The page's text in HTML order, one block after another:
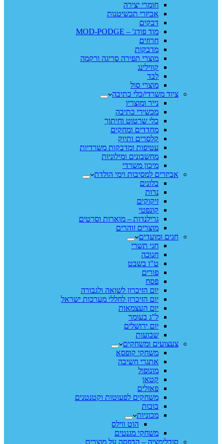
חומרי יצירה
אביזרי תכשיטנות
דבקים
מוד פודג' – MOD-PODGE
חרוזים
מדבקות
מוצרי תפירה סריגה ורקמה
קווילינג
לבד
מוצרי סול
ציוד משרדי/כלי כתיבה
נייר ומוצריו
מכשירי כתיבה
כלי שרטוט וחיתוך
מחדדים ומחקים
קלסרים ותיוק
עטיפות ומדבקות משרדיות
מחשבונים ומילוניות
מיכון משרדי
אביזרים למסיבות וימי הולדת
בלונים
נרות
זיקוקים
קונפטי
גרילנדות – מוארות וסרטים
מוצרים זוהרים
חגים ומועדים
חגי תשרי
חנוכה
ט"ו בשבט
פורים
פסח
יום הזיכרון לשואה ולגבורה
יום הזיכרון לחללי מערכות ישראל
יום העצמאות
ל"ג בעומר
יום ירושלים
שבועות
צעצועים ומשחקים
משחקי קופסא
אתגרי חשיבה
מונופול
קטאן
פאזלים
משחקים לפעוטות וקטנטנים
בובות
מכוניות
הוט ווילס
משחקי מגנטים
סובלימציה – הדפסה על מוצרים